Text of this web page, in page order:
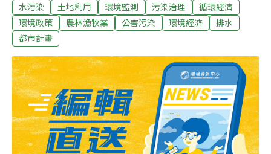
水分流工程。當地賴姓農民指出，安和路賴氏大宗祠附近
的稻田，均仰賴一條從台中港路延伸至此的溝渠灌溉，以
往溝渠水源清澈，但近來卻變得又黑又臭，有如臭水溝，
他的稻田再過一周即可收成，如今豐滿的稻穗卻出現染
病、倒伏的狀況，懷疑溝渠的水源已遭到汙染，令他損失
慘重。水利會同意先增加朝馬路附近灌溉溝渠水量，供當
地農民使用，但這只是權宜之計，張廖萬堅要求市府相關
單位找出汙水源頭，進行汙水、雨水的分流工程，而重劃
公司也允諾設置暗管將乾淨溪水引至該溝渠，徹底解決農
民的灌溉問題。
水污染 土地利用 環境監測 污染治理
循環經濟
環境政策
農林漁牧業 公害污染 環境經濟
排水
都市計畫